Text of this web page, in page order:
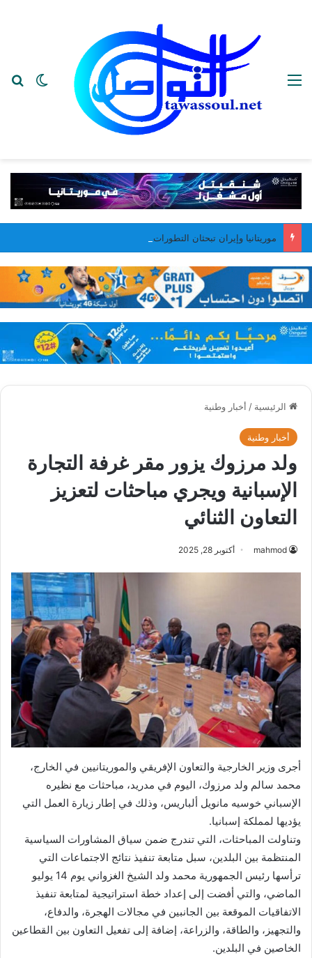
الوضع القائمة
الرئيسية / أخبار وطنية
أخبار وطنية
ولد مرزوك يزور مقر غرفة التجارة
الإسبانية ويجري مباحثات لتعزيز
التعاون الثنائي
mahmod أكتوبر 28, 2025
أجرى وزير الخارجية والتعاون الإفريقي والموريتانيين في الخارج،
محمد سالم ولد مرزوك، اليوم في مدريد، مباحثات مع نظيره
الإسباني خوسيه مانويل ألباريس، وذلك في إطار زيارة العمل التي
يؤديها لمملكة إسبانيا.
وتناولت المباحثات، التي تندرج ضمن سياق المشاورات السياسية
المنتظمة بين البلدين، سبل متابعة تنفيذ نتائج الاجتماعات التي
ترأسها رئيس الجمهورية محمد ولد الشيخ الغزواني يوم 14 يوليو
الماضي، والتي أفضت إلى إعداد خطة استراتيجية لمتابعة تنفيذ
الاتفاقيات الموقعة بين الجانبين في مجالات الهجرة، والدفاع،
والتجهيز، والطاقة، والزراعة، إضافة إلى تفعيل التعاون بين القطاعين
الخاصين في البلدين.